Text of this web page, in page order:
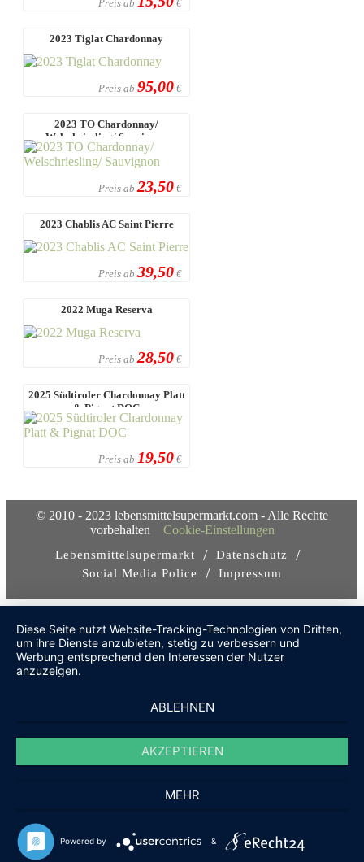
Preis ab €
2023 Tiglat Chardonnay
Preis ab 95,00 €
2023 TO Chardonnay/
Welschriesling/ Sauvignon
Preis ab 23,50 €
2023 Chablis AC Saint Pierre
Preis ab 39,50 €
2022 Muga Reserva
Preis ab 28,50 €
2025 Südtiroler Chardonnay Platt
& Pignat DOC
Preis ab 19,50 €
© 2010 - 2023 lebensmittelsupermarkt.com - Alle Rechte
vorbehalten Cookie-Einstellungen
Lebensmittelsupermarkt / Datenschutz /
Social Media Police / Impressum
Diese Seite nutzt Website-Tracking-Technologien von Dritten,
um ihre Dienste anzubieten, stetig zu verbessern und
Werbung entsprechend den Interessen der Nutzer
anzuzeigen.
ABLEHNEN
AKZEPTIEREN
MEHR
Powered by &